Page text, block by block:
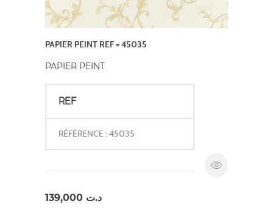
PAPIER PEINT REF = 45035
PAPIER PEINT
REF
RÉFÉRENCE : 45035
د.ت